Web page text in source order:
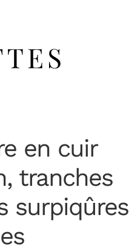
en cuir
tranches
surpiqûres